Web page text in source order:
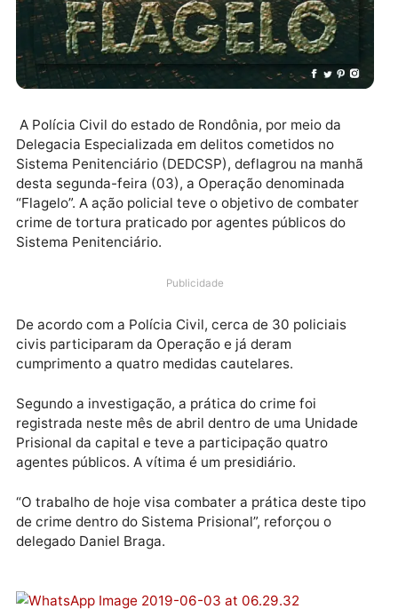
A Polícia Civil do estado de Rondônia, por meio da
Sistema Penitenciário (DEDCSP), deflagrou na
“Flagelo”. A ação policial teve o objetivo de combater
crime de tortura praticado por agentes públicos do
Sistema Penitenciário.
Publicidade
De acordo com a Polícia Civil, cerca de 30 policiais
civis participaram da Operação e já deram
cumprimento a quatro medidas cautelares.
Prisional da capital e teve a participação quatro